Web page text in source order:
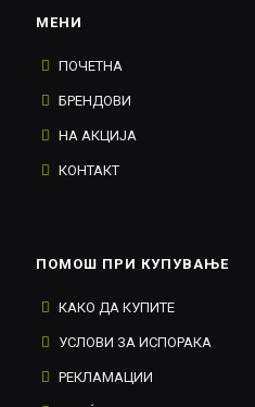
МЕНИ
ПОЧЕТНА
БРЕНДОВИ
НА АКЦИЈА
КОНТАКТ
ПОМОШ ПРИ КУПУВАЊЕ
КАКО ДА КУПИТЕ
УСЛОВИ ЗА ИСПОРАКА
РЕКЛАМАЦИИ